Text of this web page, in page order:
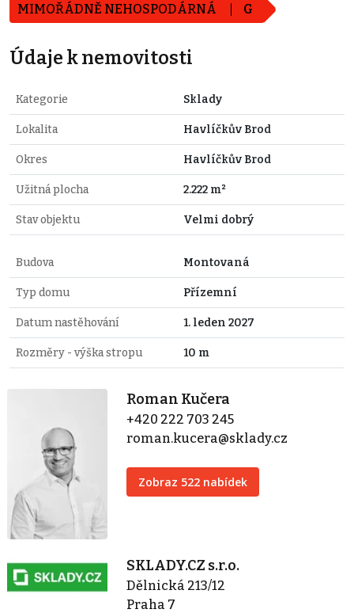
MIMOŘÁDNĚ NEHOSPODÁRNÁ G
Údaje k nemovitosti
Kategorie Sklady
Lokalita Havlíčkův Brod
Okres Havlíčkův Brod
Užitná plocha 2.222 m²
Stav objektu Velmi dobrý
Budova Montovaná
Typ domu Přízemní
Datum nastěhování 1. leden 2027
Rozměry - výška stropu 10 m
Roman Kučera
+420 222 703 245
roman.kucera@sklady.cz
Zobraz 522 nabídek
SKLADY.CZ s.r.o.
Dělnická 213/12
Praha 7